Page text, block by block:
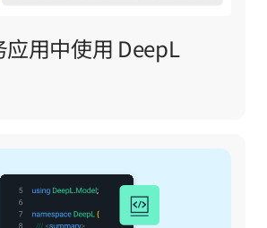
用中使用 DeepL